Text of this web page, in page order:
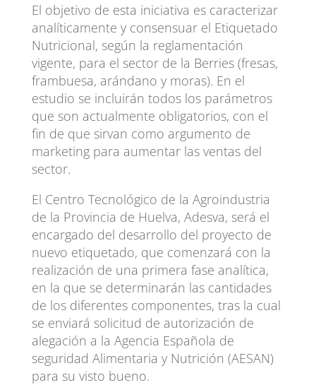
El objetivo de esta iniciativa es caracterizar
analíticamente y consensuar el Etiquetado
Nutricional, según la reglamentación
vigente, para el sector de la Berries (fresas,
frambuesa, arándano y moras). En el
estudio se incluirán todos los parámetros
que son actualmente obligatorios, con el
fin de que sirvan como argumento de
marketing para aumentar las ventas del
sector.
El Centro Tecnológico de la Agroindustria
de la Provincia de Huelva, Adesva, será el
encargado del desarrollo del proyecto de
nuevo etiquetado, que comenzará con la
realización de una primera fase analítica,
en la que se determinarán las cantidades
de los diferentes componentes, tras la cual
se enviará solicitud de autorización de
alegación a la Agencia Española de
seguridad Alimentaria y Nutrición (AESAN)
para su visto bueno.